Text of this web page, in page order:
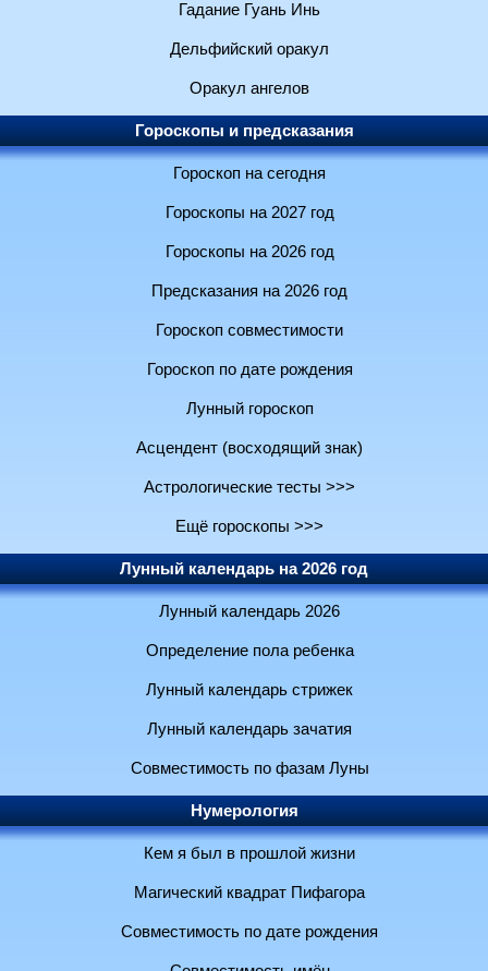
Гадание Гуань Инь
Дельфийский оракул
Оракул ангелов
Гороскопы и предсказания
Гороскоп на сегодня
Гороскопы на 2027 год
Гороскопы на 2026 год
Предсказания на 2026 год
Гороскоп совместимости
Гороскоп по дате рождения
Лунный гороскоп
Асцендент (восходящий знак)
Астрологические тесты >>>
Ещё гороскопы >>>
Лунный календарь на 2026 год
Лунный календарь 2026
Определение пола ребенка
Лунный календарь стрижек
Лунный календарь зачатия
Совместимость по фазам Луны
Нумерология
Кем я был в прошлой жизни
Магический квадрат Пифагора
Совместимость по дате рождения